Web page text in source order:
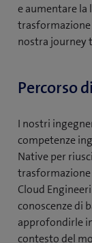
e aumentare
trasformazione
nostra journey
Percorso
I nostri
competenze
Native per
trasformazione
Cloud
conoscenze di
approfondirle
contesto del